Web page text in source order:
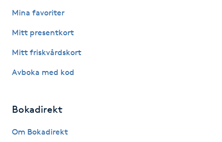
Katun fransar
Kemisk peeling
Mina favoriter
Mitt presentkort
Mitt friskvårdskort
Avboka med kod
Bokadirekt
Om Bokadirekt